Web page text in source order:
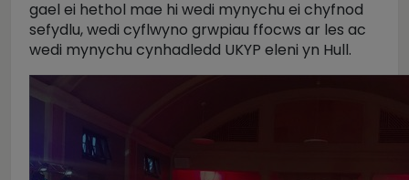
gael ei hethol mae hi wedi mynychu ei chyfnod
sefydlu, wedi cyflwyno grwpiau ffocws ar les ac
wedi mynychu cynhadledd UKYP eleni yn Hull.